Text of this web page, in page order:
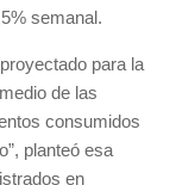
semanal.
para la
de las
consumidos
planteó esa
en